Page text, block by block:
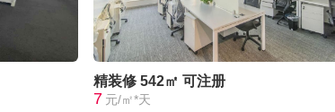
精装修 542㎡ 可注册
7 元/㎡*天